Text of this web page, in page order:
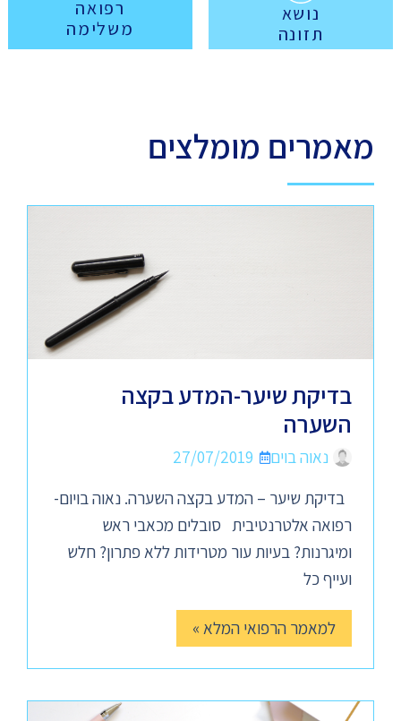
נושא
תזונה
רפואה
משלימה
מאמרים מומלצים
בדיקת שיער-המדע בקצה
השערה
נאוה בוים
27/07/2019
בדיקת שיער – המדע בקצה השערה. נאוה בויום-
רפואה אלטרנטיבית סובלים מכאבי ראש
ומיגרנות? בעיות עור מטרידות ללא פתרון? חלש
ועייף כל
למאמר הרפואי המלא »